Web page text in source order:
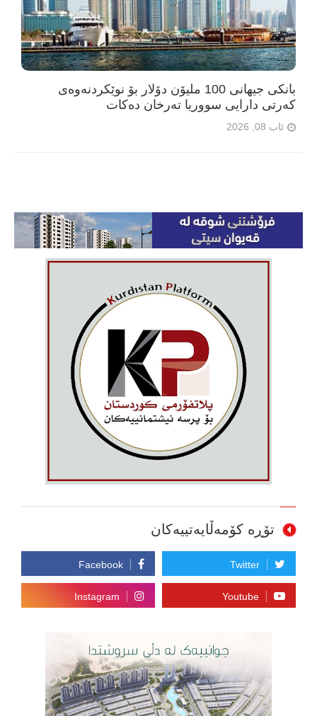
بانکی جیهانی 100 ملیۆن دۆلار بۆ نوێکردنەوەی
کەرتی دارایی سووریا تەرخان دەکات
ئاب 08, 2026
تۆڕە کۆمەڵایەتییەکان